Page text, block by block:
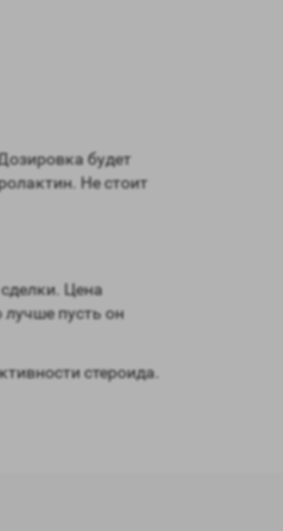
будет
Не стоит
Цена
лучше пусть он
стероида.